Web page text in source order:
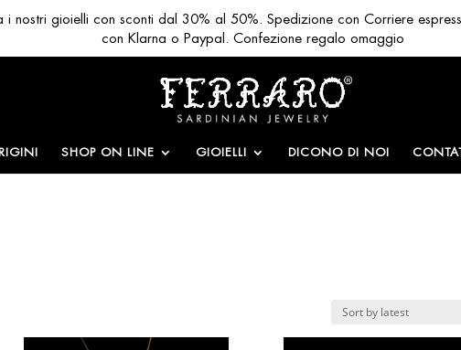
SHOP ON LINE GIOIELLI DICONO DI NOI
i nostri gioielli con sconti dal 30% al 50%. Spedizione con Corriere
con Klarna o Paypal. Confezione regalo omaggio